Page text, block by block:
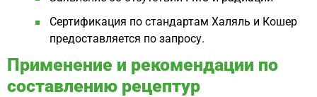
Сертификация по стандартам Халяль и Кошер
предоставляется по запросу.
Применение и рекомендации по
составлению рецептур